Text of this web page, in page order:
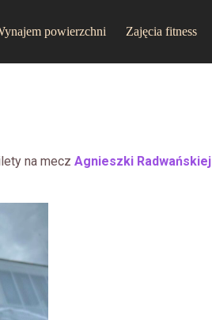
powierzchni Zajęcia fitness
na mecz Agnieszki Radwańskiej